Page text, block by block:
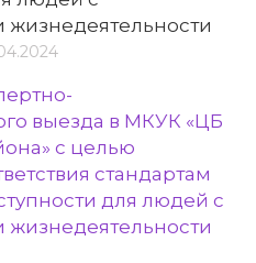
выезда в МКУК «ЦБ
с целью
стандартам
для людей с